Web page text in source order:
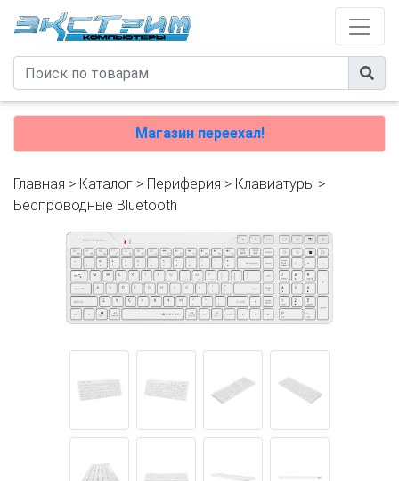
Магазин переехал!
Главная > Каталог > Периферия > Клавиатуры >
Беспроводные Bluetooth